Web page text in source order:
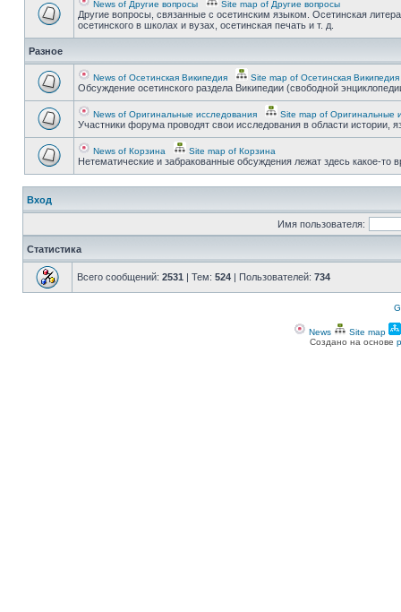
News of Другие вопросы Site map of Другие вопросы
Другие вопросы, связанные с осетинским языком. Осетинская
осетинского в школах и вузах, осетинская печать и т. д.
Разное
News of Осетинская Википедия Site map of Осетинская Википедия
Обсуждение осетинского раздела Википедии (свободной
News of Оригинальные исследования Site map of Оригинальные
Участники форума проводят свои исследования в области истории,
News of Корзина Site map of Корзина
Нетематические и забракованные обсуждения лежат здесь какое-то
Вход
Имя пользователя:
Статистика
Всего сообщений: 2531 | Тем: 524 | Пользователей: 734
News Site map
Создано на основе